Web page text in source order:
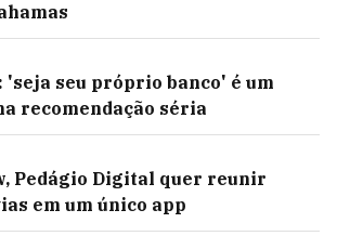
'seja seu próprio banco' é um
recomendação séria
Pedágio Digital quer reunir
em um único app